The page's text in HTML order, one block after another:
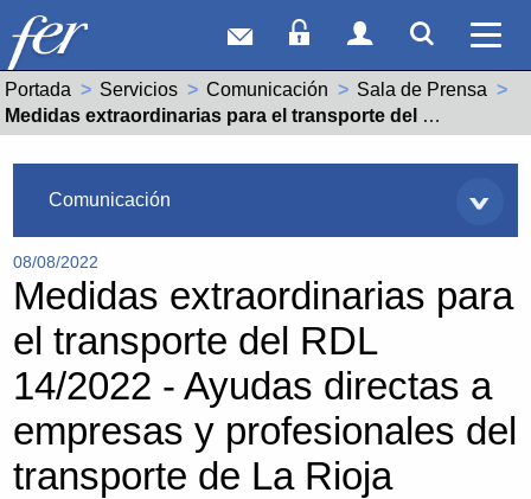
Correo webAcceso Socios
Acceso
Ver
Portada Servicios Comunicación
Sala de Prensa
Actual:
Medidas extraordinarias para el transporte del RDL 14/2022 - Ayudas directas a empresas y profesionales del transporte de La Rioja
Comunicación
08/08/2022
Medidas extraordinarias para
el transporte del RDL
14/2022 - Ayudas directas a
empresas y profesionales del
transporte de La Rioja